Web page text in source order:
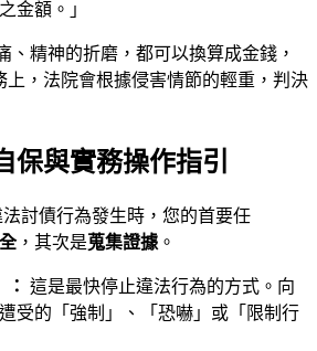
金額。」
、精神的折磨，都可以換算成金錢，
上，法院會根據侵害情節的輕重，判決
保與實務操作指引
法討債行為發生時，您的首要任
，其次是蒐集證據 。
這是最快停止違法行為的方式。向
受的「強制」、「恐嚇」或「限制行